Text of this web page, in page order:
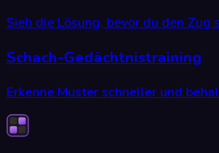
Sieh die Lösung, bevor du den Zug
Schach-Gedächtnistraining
Erkenne Muster schneller und